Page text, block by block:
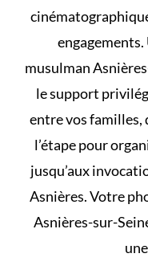
musulman
le support
entre vos familles,
l’étape pour
jusqu’aux
Asnières. Votre
Asnières-sur-